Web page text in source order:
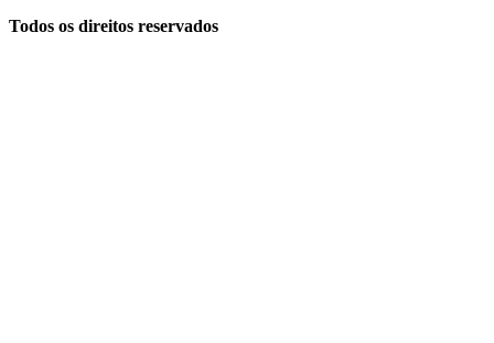
Todos os direitos reservados